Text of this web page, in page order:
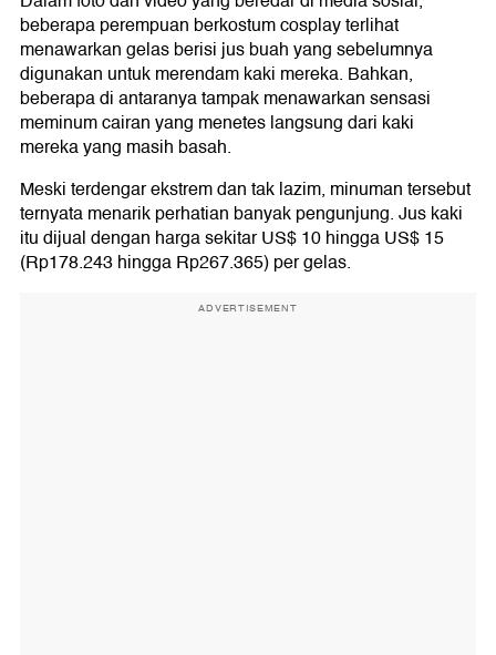
beberapa perempuan berkostum cosplay terlihat
menawarkan gelas berisi jus buah yang sebelumnya
digunakan untuk merendam kaki mereka. Bahkan,
beberapa di antaranya tampak menawarkan sensasi
meminum cairan yang menetes langsung dari kaki
mereka yang masih basah.
Meski terdengar ekstrem dan tak lazim, minuman tersebut
ternyata menarik perhatian banyak pengunjung. Jus kaki
itu dijual dengan harga sekitar US$ 10 hingga US$ 15
(Rp178.243 hingga Rp267.365) per gelas.
ADVERTISEMENT